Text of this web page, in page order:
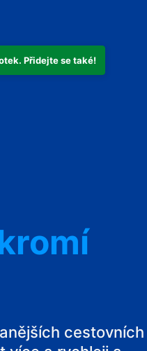
Přidejte se také!
cestovních